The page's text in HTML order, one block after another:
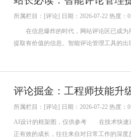
所属栏目：[评论] 日期：2026-07-22 热度：0
在信息爆炸的时代，网站评论区已成为
提取有价值的信息。智能评论管理工具的
评论掘金：工程师技能升
所属栏目：[评论] 日期：2026-07-22 热度：0
AI设计的框架图，仅供参考 在技术快速
正有效的成长，往往来自对日常工作的深